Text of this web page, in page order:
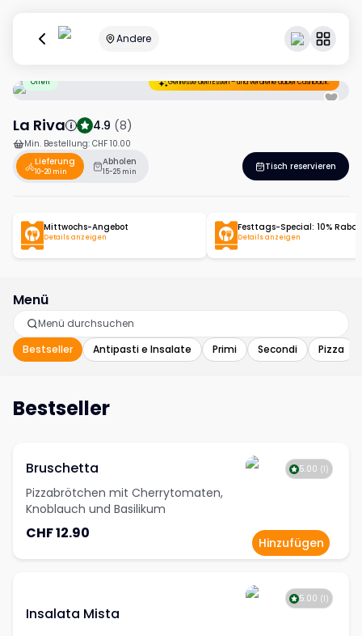
Andere
Offen Geniesse dein Essen – und verdiene dabei Cashback.
La Riva 4.9 (8)
Min. Bestellung: CHF 10.00
Lieferung
10-20 min
Abholen
15-25 min Tisch reservieren
Mittwochs-Angebot
Details anzeigen
Festtags-Special: 10%
Details anzeigen
Menü
Bestseller Antipasti e Insalate Primi Secondi Pizza
Bestseller
Bruschetta
Pizzabrötchen mit Cherrytomaten,
Knoblauch und Basilikum
CHF 12.90
5.00 (1 )
Hinzufügen
Insalata Mista
5.00 (1 )